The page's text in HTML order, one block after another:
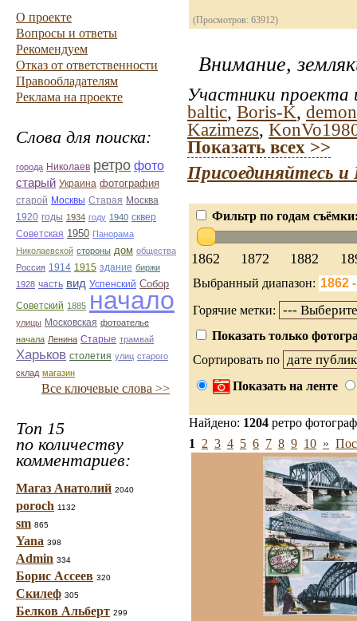
О проекте
Вопросы и ответы
Рекомендуем
Отказ от ответственности
Правообладателям
Реклама на проекте
Слова для поиска:
города Николаев ретро фото
старый Украина фотография
старой Москвы Старая Москва
1920 годы 1934 году 1940 сквер
Советская 1950 Панорама
Николаевской стороны дом общества
Россия 1914 1915 здание биржи
1928 часть вид Успенский Собор
Советский 1885 начало
улицы Московская фотоателье
начала Ленина Старые трамвай
Харьков столетия улиц старого
склад магазин
Все ключевые слова >>
Топ 15
по количеству
комментариев:
Магаз Анатолий 2040
poroch 1132
sm 865
Yana 398
Admin 334
Борис Ассеев 320
Скилеф 305
Белков Альберт 299
(Просмотров: 63912)
Внимание,
Участники проекта
baltic, Boris-K,
Kazimezs,
Показать всех >>
Присоединяйтесь
Фильтр по годам
1862 1872 1882
Выбранный диапазон:
Горячие метки:
Показать только
Сортировать по
Показать на ленте
Найдено: 1204 ретро
1
2 3 4 5 6 7 8 9 10 »